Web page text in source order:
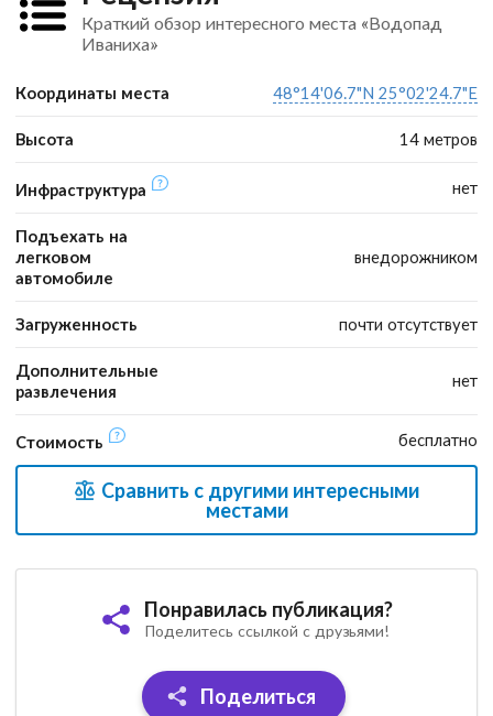
Краткий обзор интересного места «Водопад
Иваниха»
Координаты места 48°14'06.7"N 25°02'24.7"E
Высота 14 метров
Инфраструктура нет
Подъехать на
легковом
автомобиле
внедорожником
Загруженность почти отсутствует
Дополнительные
развлечения
нет
Стоимость бесплатно
Сравнить с другими интересными
местами
Понравилась публикация?
Поделитесь ссылкой с друзьями!
Поделиться